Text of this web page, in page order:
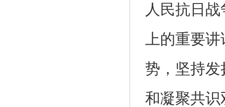
人民抗日
上的重要
势，坚持
和凝聚共